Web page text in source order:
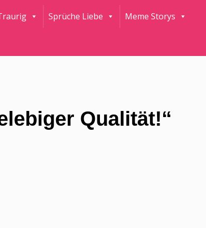
Sprüche Liebe Meme Storys
Qualität!“